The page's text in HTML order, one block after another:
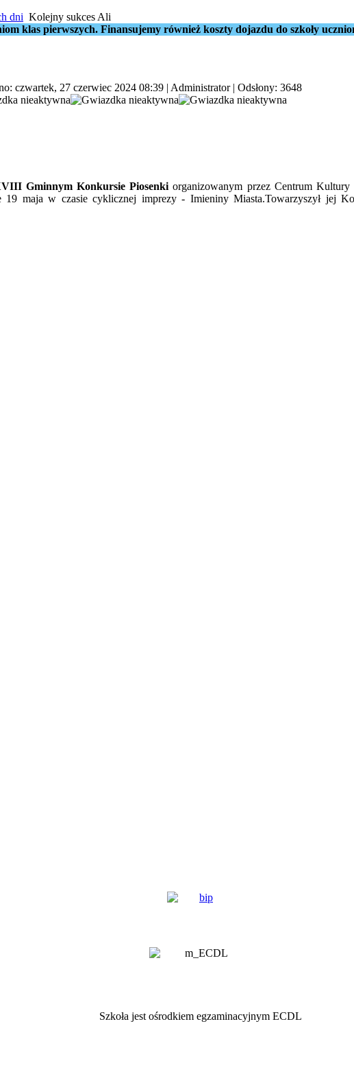
dni Kolejny sukces Ali
klas pierwszych. Finansujemy również koszty dojazdu do szkoły
czwartek, 27 czerwiec 2024 08:39 | Administrator| Odsłony: 3648
Gminnym Konkursie Piosenki organizowanym przez Centrum
19 maja w czasie cyklicznej imprezy - Imieniny Miasta.Towarzyszył jej
Szkoła jest ośrodkiem egzaminacyjnym ECDL